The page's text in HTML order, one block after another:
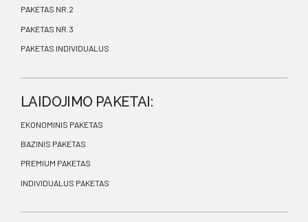
PAKETAS NR.2
PAKETAS NR.3
PAKETAS INDIVIDUALUS
LAIDOJIMO PAKETAI:
EKONOMINIS PAKETAS
BAZINIS PAKETAS
PREMIUM PAKETAS
INDIVIDUALUS PAKETAS